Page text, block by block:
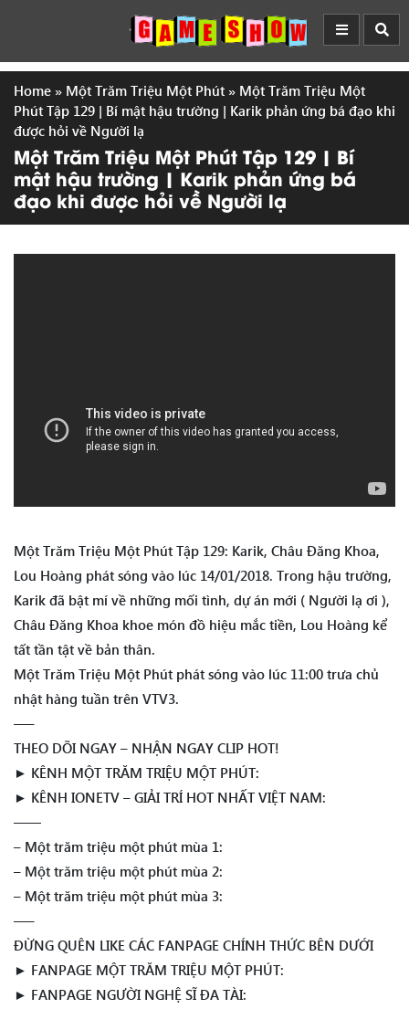
Home » Một Trăm Triệu Một Phút » Một Trăm Triệu Một
Phút Tập 129 | Bí mật hậu trường | Karik phản ứng bá đạo khi
được hỏi về Người lạ
Một Trăm Triệu Một Phút Tập 129 | Bí
mật hậu trường | Karik phản ứng bá
đạo khi được hỏi về Người lạ
Một Trăm Triệu Một Phút Tập 129: Karik, Châu Đăng Khoa,
Lou Hoàng phát sóng vào lúc 14/01/2018. Trong hậu trường,
Karik đã bật mí về những mối tình, dự án mới ( Người lạ ơi ),
Châu Đăng Khoa khoe món đồ hiệu mắc tiền, Lou Hoàng kể
tất tần tật về bản thân.
Một Trăm Triệu Một Phút phát sóng vào lúc 11:00 trưa chủ
nhật hàng tuần trên VTV3.
—–
THEO DÕI NGAY – NHẬN NGAY CLIP HOT!
► KÊNH MỘT TRĂM TRIỆU MỘT PHÚT:
► KÊNH IONETV – GIẢI TRÍ HOT NHẤT VIỆT NAM:
——
– Một trăm triệu một phút mùa 1:
– Một trăm triệu một phút mùa 2:
– Một trăm triệu một phút mùa 3:
—–
ĐỪNG QUÊN LIKE CÁC FANPAGE CHÍNH THỨC BÊN DƯỚI
► FANPAGE MỘT TRĂM TRIỆU MỘT PHÚT:
► FANPAGE NGƯỜI NGHỆ SĨ ĐA TÀI: